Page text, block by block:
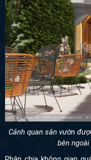
Cảnh quan sân vườn
bên